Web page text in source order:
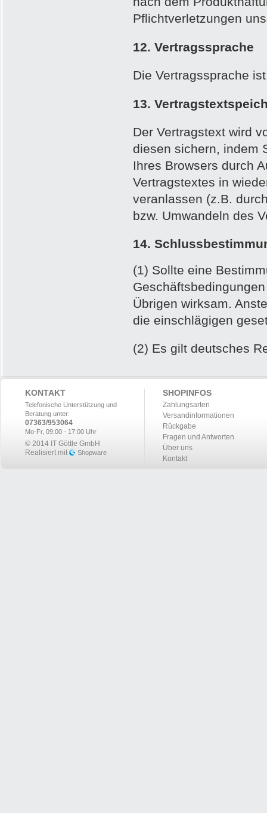
Pflichtverletzungen
12. Vertragssprache
Die Vertragssprache
13.
Der Vertragstext wird
diesen sichern, indem
Ihres Browsers durch
Vertragstextes in
veranlassen (z.B.
bzw. Umwandeln des
14.
(1) Sollte eine
Übrigen wirksam.
die einschlägigen
(2) Es gilt deutsches
KONTAKT
Telefonische Unterstützung und
Beratung unter:
07363/953064
Mo-Fr, 09:00 - 17:00 Uhr
© 2014 IT Göttle GmbH
Realisiert mit
Shopware
SHOPINFOS
Zahlungsarten
Versandinformationen
Rückgabe
Fragen und Antworten
Über uns
Kontakt